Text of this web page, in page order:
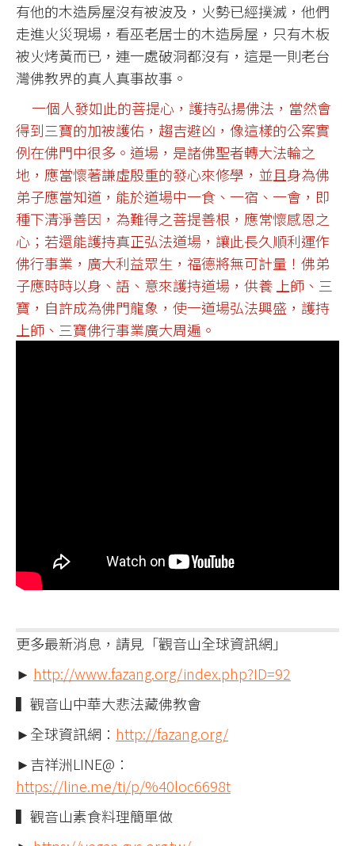
有他的木造房屋沒有被波及，火勢已經撲滅，他們
走進火災現場，看巫老居士的木造房屋，只有木板
被火烤黃而已，連一處破洞都沒有，這是一則老台
灣佛教界的真人真事故事。
一個人發如此的菩提心，護持弘揚佛法，當然會
得到三寶的加被護佑，趨吉避凶，像這樣的公案實
例在佛門中很多。道場，是諸佛聖者轉大法輪之
地，應當懷著謙虛殷重的發心來修學，並且身為佛
弟子應當知道，能於道場中一食、一宿、一會，即
種下清淨善因，為難得之菩提善根，應常懷感恩之
心；若還能護持真正弘法道場，讓此長久順利運作
佛行事業，廣大利益眾生，福德將無可計量！佛弟
子應時時以身、語、意來護持道場，供養 上師、三
寶，自許成為佛門龍象，使一道場弘法興盛，護持
上師、三寶佛行事業廣大周遍。
更多最新消息，請見「觀音山全球資訊網」
► http://www.fazang.org/index.php?ID=92
▍觀音山中華大悲法藏佛教會
►全球資訊網： http://fazang.org/
►吉祥洲LINE@：
https://line.me/ti/p/%40loc6698t
▍觀音山素食料理簡單做